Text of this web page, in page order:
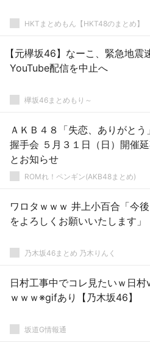
HKTまとめもん【HKT48のまとめ】
【元欅坂46】なーこ、緊急地震
YouTube配信を中止へ
欅坂46まとめもり～
ＡＫＢ４８「失恋、ありがとう
握手会 ５月３１日（日）開催
とお知らせ
ROMれ！ペンギン(AKB48まとめ)
ワロタｗｗｗ 井上小百合「今
をよろしくお願いいたします」
乃木坂46まとめ 乃木りんく
日村工事中でコレ見たいｗ日
ｗｗｗ※gifあり【乃木坂46】
坂道G情報通